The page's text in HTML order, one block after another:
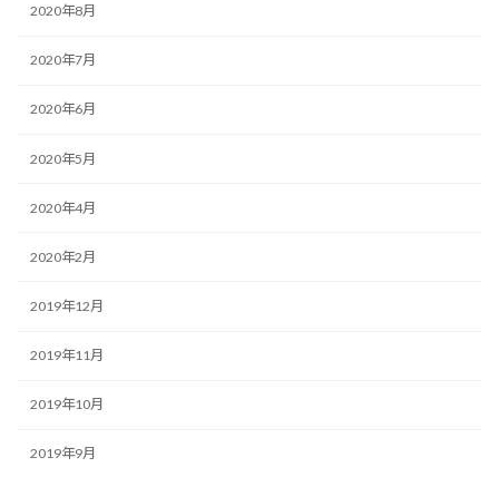
2020年8月
2020年7月
2020年6月
2020年5月
2020年4月
2020年2月
2019年12月
2019年11月
2019年10月
2019年9月